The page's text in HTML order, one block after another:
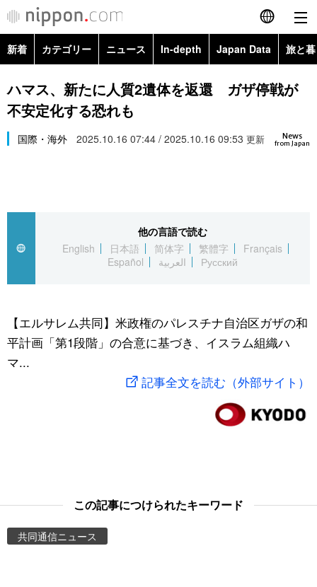
English
简体字
Русский
カテゴリー
経済・ビジネス
国際
文化
トップ
アーカイブ
In-depth
Japan Data
動画/Live
People
新着 カテゴリー ニュース In-depth Japan Data 旅と
政治・外交
経済・ビジネス
スポーツ・東京2020
Topics
ハマス、新たに人質2遺体を返還 ガザ停戦が
不安定化する恐れも
News
from Japan
国際・海外 2025.10.16 07:44 / 2025.10.16 09:53 更新
他の言語で読む
English
日本語 简体字 繁體字
Français
Español
العربية Русский
【エルサレム共同】米政権のパレスチナ自治区ガザの和
平計画「第1段階」の合意に基づき、イスラム組織ハ
マ...
記事全文を読む（外部サイト）
この記事につけられたキーワード
共同通信ニュース